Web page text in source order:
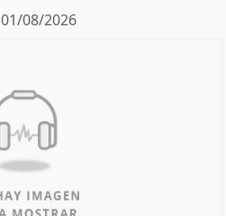
01/08/2026